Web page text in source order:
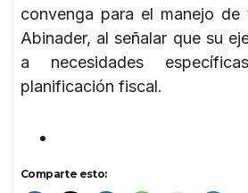
convenga para el manejo de
Abinader, al señalar que su
a necesidades
planificación fiscal.
Comparte esto: